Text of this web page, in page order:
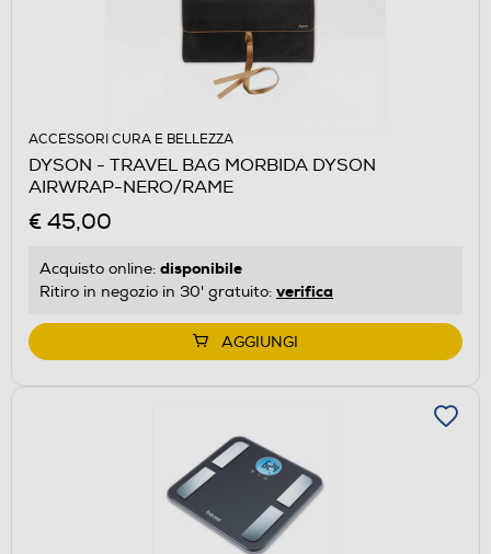
ACCESSORI CURA E BELLEZZA
DYSON - TRAVEL BAG MORBIDA DYSON
AIRWRAP-NERO/RAME
€ 45,00
Acquisto online: disponibile
Ritiro in negozio in 30' gratuito: verifica
AGGIUNGI